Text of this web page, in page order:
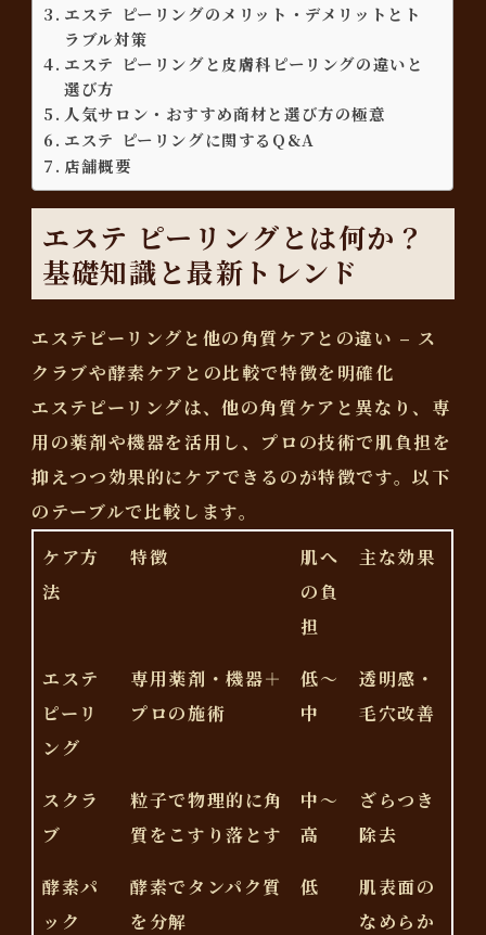
エステ ピーリングのメリット・デメリットとト
ラブル対策
エステ ピーリングと皮膚科ピーリングの違いと
選び方
人気サロン・おすすめ商材と選び方の極意
エステ ピーリングに関するQ&A
店舗概要
エステ ピーリングとは何か？
基礎知識と最新トレンド
エステピーリングと他の角質ケアとの違い – ス
クラブや酵素ケアとの比較で特徴を明確化
エステピーリングは、他の角質ケアと異なり、専
用の薬剤や機器を活用し、プロの技術で肌負担を
抑えつつ効果的にケアできるのが特徴です。以下
のテーブルで比較します。
ケア方
法
特徴
肌へ
の負
担
主な効果
エステ
ピーリ
ング
専用薬剤・機器＋
プロの施術
低～
中
透明感・
毛穴改善
スクラ
ブ
粒子で物理的に角
質をこすり落とす
中～
高
ざらつき
除去
酵素パ
ック
酵素でタンパク質
を分解
低
肌表面の
なめらか